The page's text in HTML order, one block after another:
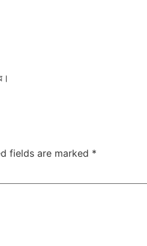
fields are marked *